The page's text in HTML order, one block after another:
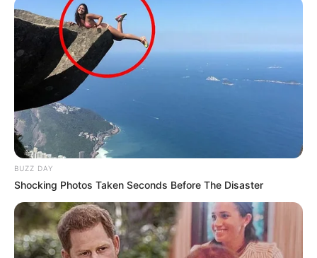
BUZZ DAY
Shocking Photos Taken Seconds Before The Disaster